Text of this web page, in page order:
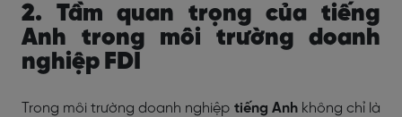
2. Tầm quan trọng của tiếng
Anh trong môi trường doanh
nghiệp FDI
Trong môi trường doanh nghiệp tiếng Anhkhông chỉ là